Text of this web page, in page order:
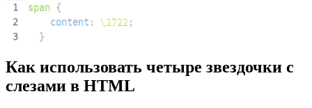
1 span {
2
content : \2722 ;
3
}
Как использовать четыре звездочки с
слезами в HTML